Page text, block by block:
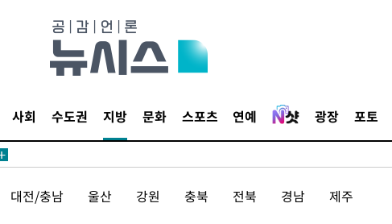
사회 수도권 지방 문화 스포츠 연예 광장 포토
대전/충남 울산 강원 충북 전북 경남 제주